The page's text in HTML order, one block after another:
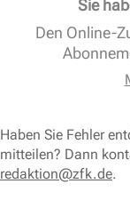
Sie
Den Online-
Haben Sie Fehler
mitteilen? Dann
redaktion@zfk.de.